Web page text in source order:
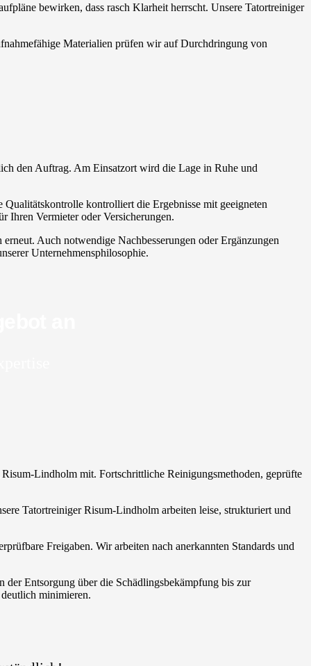
bewirken, dass rasch Klarheit herrscht. Unsere Tatortreiniger
Materialien prüfen wir auf Durchdringung von
den Auftrag. Am Einsatzort wird die Lage in Ruhe und
kontrolliert die Ergebnisse mit geeigneten
Ihren Vermieter oder Versicherungen.
Auch notwendige Nachbesserungen oder Ergänzungen
Unternehmensphilosophie.
Lindholm mit. Fortschrittliche Reinigungsmethoden, geprüfte
Tatortreiniger Risum-Lindholm arbeiten leise, strukturiert und
Freigaben. Wir arbeiten nach anerkannten Standards und
Entsorgung über die Schädlingsbekämpfung bis zur
minimieren.